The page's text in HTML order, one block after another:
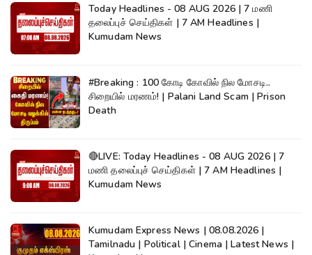
Today Headlines - 08 AUG 2026 | 7 மணி
தலைப்புச் செய்திகள் | 7 AM Headlines |
Kumudam News
#Breaking : 100 கோடி கோவில் நில மோசடி..
சிறையில் மரணம்! | Palani Land Scam | Prison
Death
🔴LIVE: Today Headlines - 08 AUG 2026 | 7
மணி தலைப்புச் செய்திகள் | 7 AM Headlines |
Kumudam News
Kumudam Express News | 08.08.2026 |
Tamilnadu | Political | Cinema | Latest News |